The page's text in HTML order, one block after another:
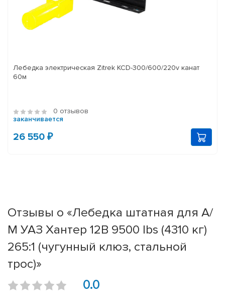
Лебедка электрическая Zitrek KCD-300/600/220v канат
60м
0 отзывов
заканчивается
26 550 ₽
Отзывы о «Лебедка штатная для А/
М УАЗ Хантер 12В 9500 lbs (4310 кг)
265:1 (чугунный клюз, стальной
трос)»
0.0